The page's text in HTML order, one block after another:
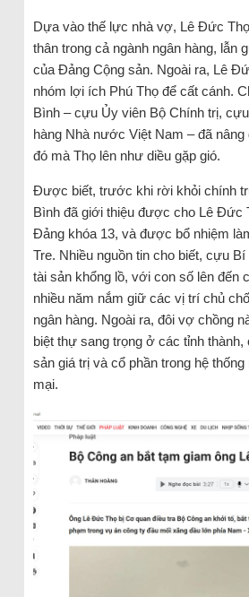
Dựa vào thế lực nhà vợ, Lê Đức
thân trong cả ngành ngân hàng, lẫn
của Đảng Cộng sản. Ngoài ra, Lê
nhóm lợi ích Phú Thọ để cất cánh.
Bình – cựu Ủy viên Bộ Chính trị,
hàng Nhà nước Việt Nam – đã
đó mà Thọ lên như diều gặp gió.
Được biết, trước khi rời khỏi chính
Bình đã giới thiệu được cho Lê Đức
Đảng khóa 13, và được bổ nhiệm
Tre. Nhiều nguồn tin cho biết, cựu
tài sản khổng lồ, với con số lên đến
nhiều năm nắm giữ các vị trí chủ
ngân hàng. Ngoài ra, đôi vợ chồng
biệt thự sang trọng ở các tỉnh thành,
sản giá trị và cổ phần trong hệ
mại.